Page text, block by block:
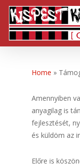
Skip
main
content
Home »
Amennyiben
anyagilag is
fejlesztését,
és küldöm az
Előre is